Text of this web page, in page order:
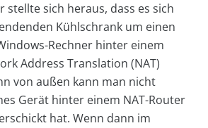
stellte sich heraus, dass es sich
Kühlschrank um einen
Rechner hinter einem
Address Translation (NAT)
von außen kann man nicht
Gerät hinter einem NAT-Router
hat. Wenn dann im